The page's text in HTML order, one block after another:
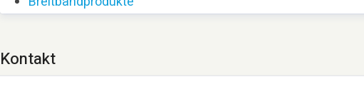
Kontakt